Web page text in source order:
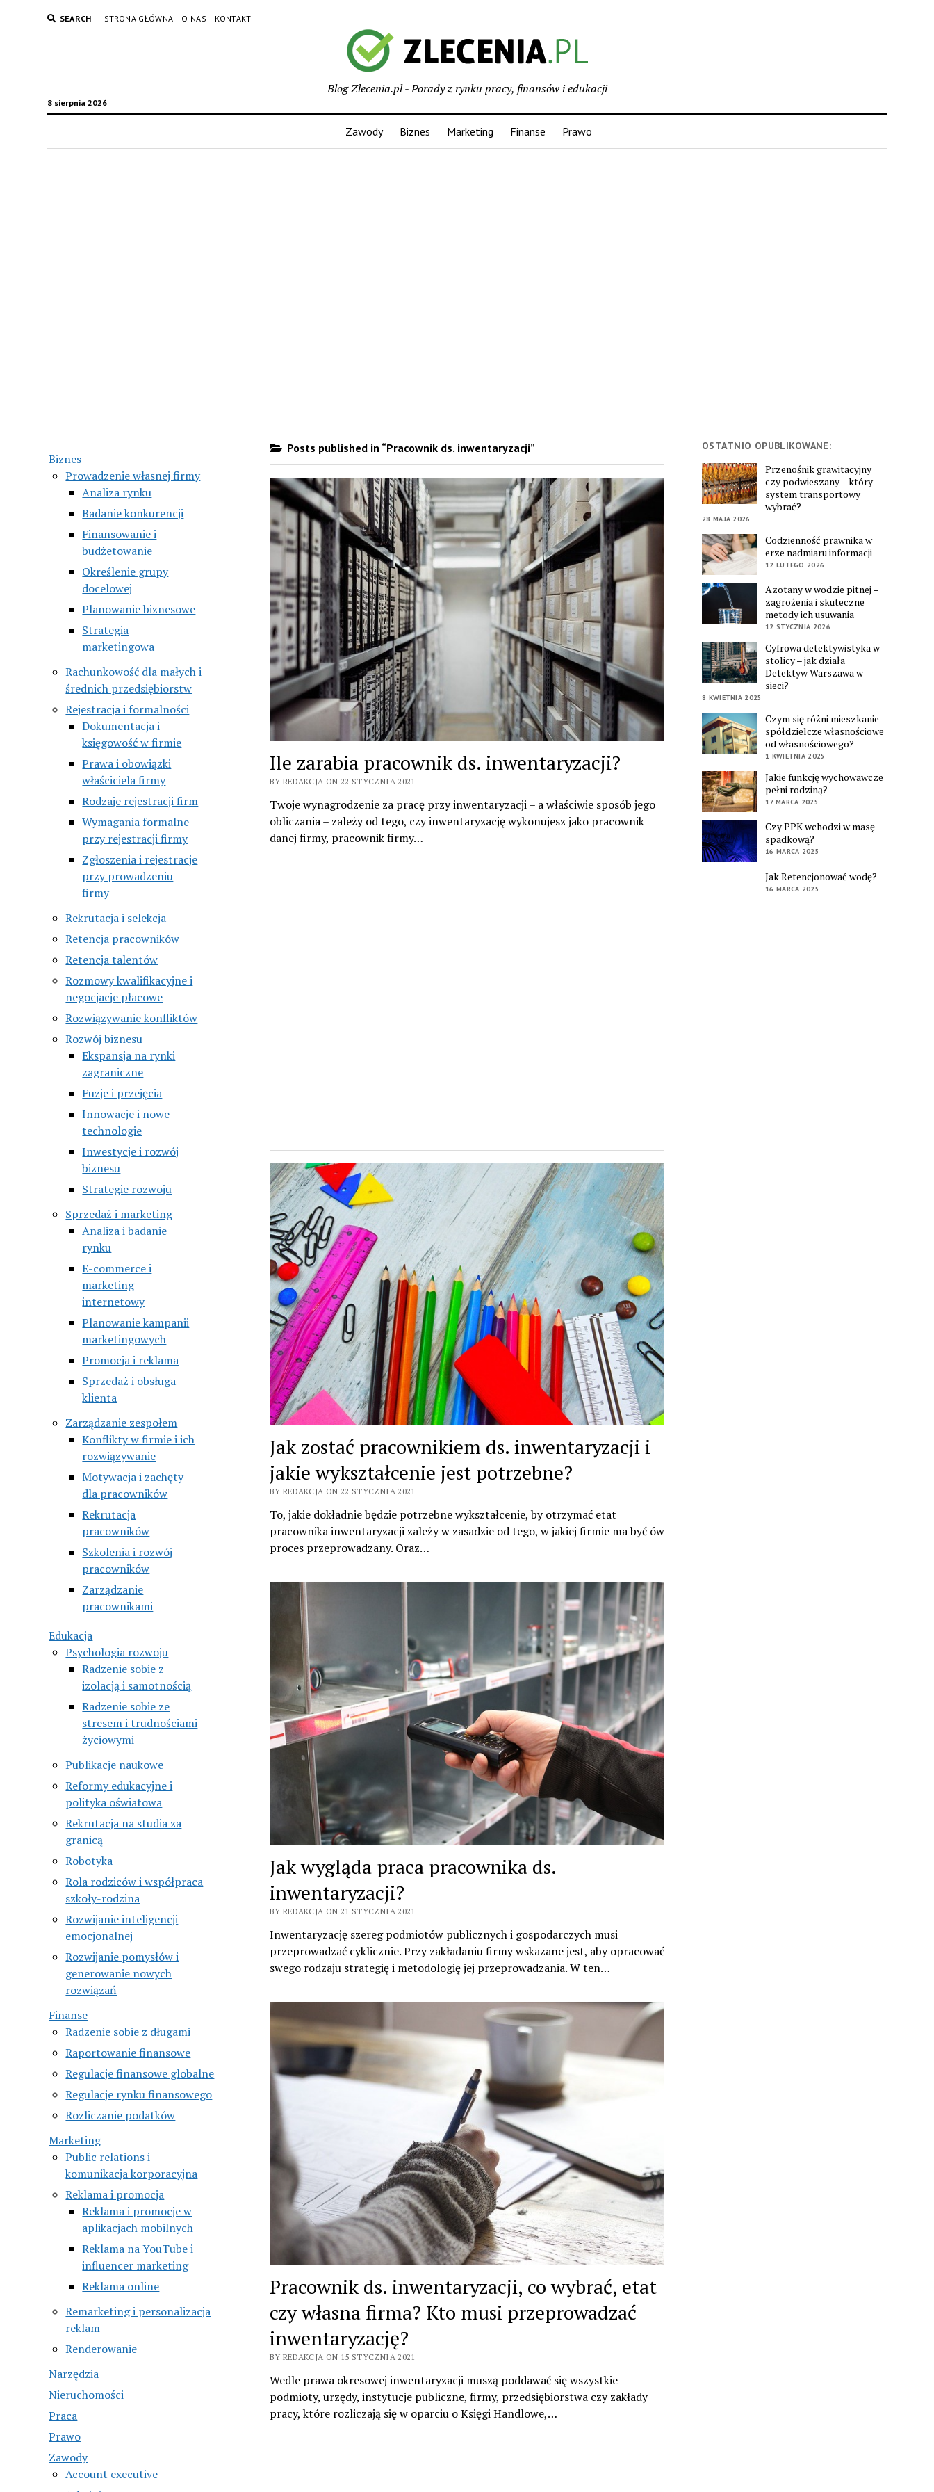
SEARCH STRONA GŁÓWNA O NAS KONTAKT
8 sierpnia 2026
Blog Zlecenia.pl - Porady z rynku pracy, finansów i edukacji
Zawody Biznes Marketing Finanse Prawo
Biznes
Prowadzenie własnej firmy
Analiza rynku
Badanie konkurencji
Finansowanie i
budżetowanie
Określenie grupy
docelowej
Planowanie biznesowe
Strategia
marketingowa
Rachunkowość dla małych i
średnich przedsiębiorstw
Rejestracja i formalności
Dokumentacja i
księgowość w firmie
Prawa i obowiązki
właściciela firmy
Rodzaje rejestracji firm
Wymagania formalne
przy rejestracji firmy
Zgłoszenia i rejestracje
przy prowadzeniu
firmy
Rekrutacja i selekcja
Retencja pracowników
Retencja talentów
Rozmowy kwalifikacyjne i
negocjacje płacowe
Rozwiązywanie konfliktów
Rozwój biznesu
Ekspansja na rynki
zagraniczne
Fuzje i przejęcia
Innowacje i nowe
technologie
Inwestycje i rozwój
biznesu
Strategie rozwoju
Sprzedaż i marketing
Analiza i badanie
rynku
E-commerce i
marketing
internetowy
Planowanie kampanii
marketingowych
Promocja i reklama
Sprzedaż i obsługa
klienta
Zarządzanie zespołem
Konflikty w firmie i ich
rozwiązywanie
Motywacja i zachęty
dla pracowników
Rekrutacja
pracowników
Szkolenia i rozwój
pracowników
Zarządzanie
pracownikami
Edukacja
Psychologia rozwoju
Radzenie sobie z
izolacją i samotnością
Radzenie sobie ze
stresem i trudnościami
życiowymi
Publikacje naukowe
Reformy edukacyjne i
polityka oświatowa
Rekrutacja na studia za
granicą
Robotyka
Rola rodziców i współpraca
szkoły-rodzina
Rozwijanie inteligencji
emocjonalnej
Rozwijanie pomysłów i
generowanie nowych
rozwiązań
Finanse
Radzenie sobie z długami
Raportowanie finansowe
Regulacje finansowe globalne
Regulacje rynku finansowego
Rozliczanie podatków
Marketing
Public relations i
komunikacja korporacyjna
Reklama i promocja
Reklama i promocje w
aplikacjach mobilnych
Reklama na YouTube i
influencer marketing
Reklama online
Remarketing i personalizacja
reklam
Renderowanie
Narzędzia
Nieruchomości
Praca
Prawo
Zawody
Account executive
Posts published in “Pracownik ds. inwentaryzacji”
Ile zarabia pracownik ds. inwentaryzacji?
BY REDAKCJA ON 22 STYCZNIA 2021
Twoje wynagrodzenie za pracę przy inwentaryzacji – a właściwie sposób jego
obliczania – zależy od tego, czy inwentaryzację wykonujesz jako pracownik
danej firmy, pracownik firmy…
Jak zostać pracownikiem ds. inwentaryzacji i
jakie wykształcenie jest potrzebne?
BY REDAKCJA ON 22 STYCZNIA 2021
To, jakie dokładnie będzie potrzebne wykształcenie, by otrzymać etat
pracownika inwentaryzacji zależy w zasadzie od tego, w jakiej firmie ma być ów
proces przeprowadzany. Oraz…
Jak wygląda praca pracownika ds.
inwentaryzacji?
BY REDAKCJA ON 21 STYCZNIA 2021
Inwentaryzację szereg podmiotów publicznych i gospodarczych musi
przeprowadzać cyklicznie. Przy zakładaniu firmy wskazane jest, aby opracować
swego rodzaju strategię i metodologię jej przeprowadzania. W ten…
Pracownik ds. inwentaryzacji, co wybrać, etat
czy własna firma? Kto musi przeprowadzać
inwentaryzację?
BY REDAKCJA ON 15 STYCZNIA 2021
Wedle prawa okresowej inwentaryzacji muszą poddawać się wszystkie
podmioty, urzędy, instytucje publiczne, firmy, przedsiębiorstwa czy zakłady
pracy, które rozliczają się w oparciu o Księgi Handlowe,…
OSTATNIO OPUBLIKOWANE:
Przenośnik grawitacyjny
czy podwieszany – który
system transportowy
wybrać?
28 MAJA 2026
Codzienność prawnika w
erze nadmiaru informacji
12 LUTEGO 2026
Azotany w wodzie pitnej –
zagrożenia i skuteczne
metody ich usuwania
12 STYCZNIA 2026
Cyfrowa detektywistyka w
stolicy – jak działa
Detektyw Warszawa w
sieci?
8 KWIETNIA 2025
Czym się różni mieszkanie
spółdzielcze własnościowe
od własnościowego?
1 KWIETNIA 2025
Jakie funkcję wychowawcze
pełni rodziną?
17 MARCA 2025
Czy PPK wchodzi w masę
spadkową?
16 MARCA 2025
Jak Retencjonować wodę?
16 MARCA 2025